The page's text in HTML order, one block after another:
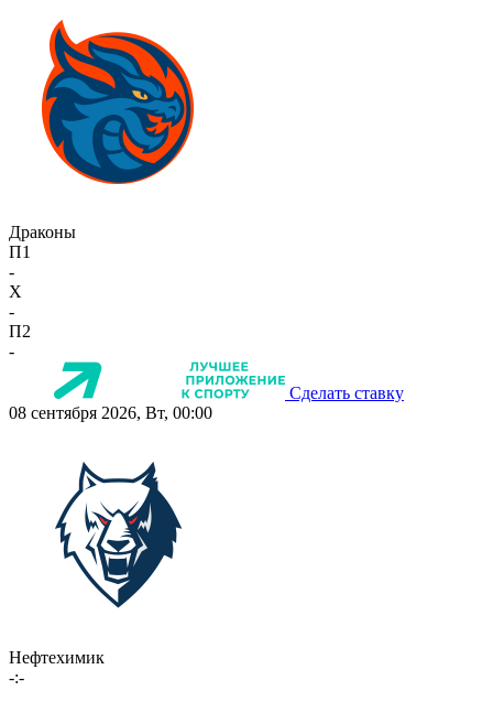
Драконы
П1
-
X
-
П2
-
Сделать ставку
08 сентября 2026, Вт, 00:00
Нефтехимик
-:-